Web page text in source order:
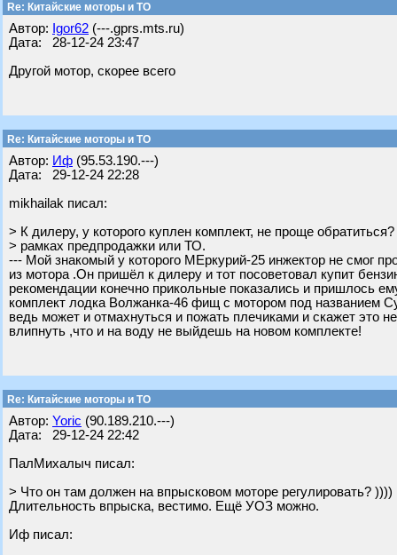
Re: Китайские моторы и ТО
Автор: Igor62 (---.gprs.mts.ru)
Дата: 28-12-24 23:47
Другой мотор, скорее всего
Re: Китайские моторы и ТО
Автор: Иф (95.53.190.---)
Дата: 29-12-24 22:28
mikhailak писал:
> К дилеру, у которого куплен комплект, не проще
> рамках предпродажки или ТО.
--- Мой знакомый у которого МЕркурий-25 инжектор не смог
из мотора .Он пришёл к дилеру и тот посоветовал купит
рекомендации конечно прикольные показались и пришлось
комплект лодка Волжанка-46 фищ с мотором под названием
ведь может и отмахнуться и пожать плечиками и скажет это
влипнуть ,что и на воду не выйдешь на новом комплекте!
Re: Китайские моторы и ТО
Автор: Yoric (90.189.210.---)
Дата: 29-12-24 22:42
ПалМихалыч писал:
> Что он там должен на впрысковом моторе регулировать? ))))
Длительность впрыска, вестимо. Ещё УОЗ можно.
Иф писал: